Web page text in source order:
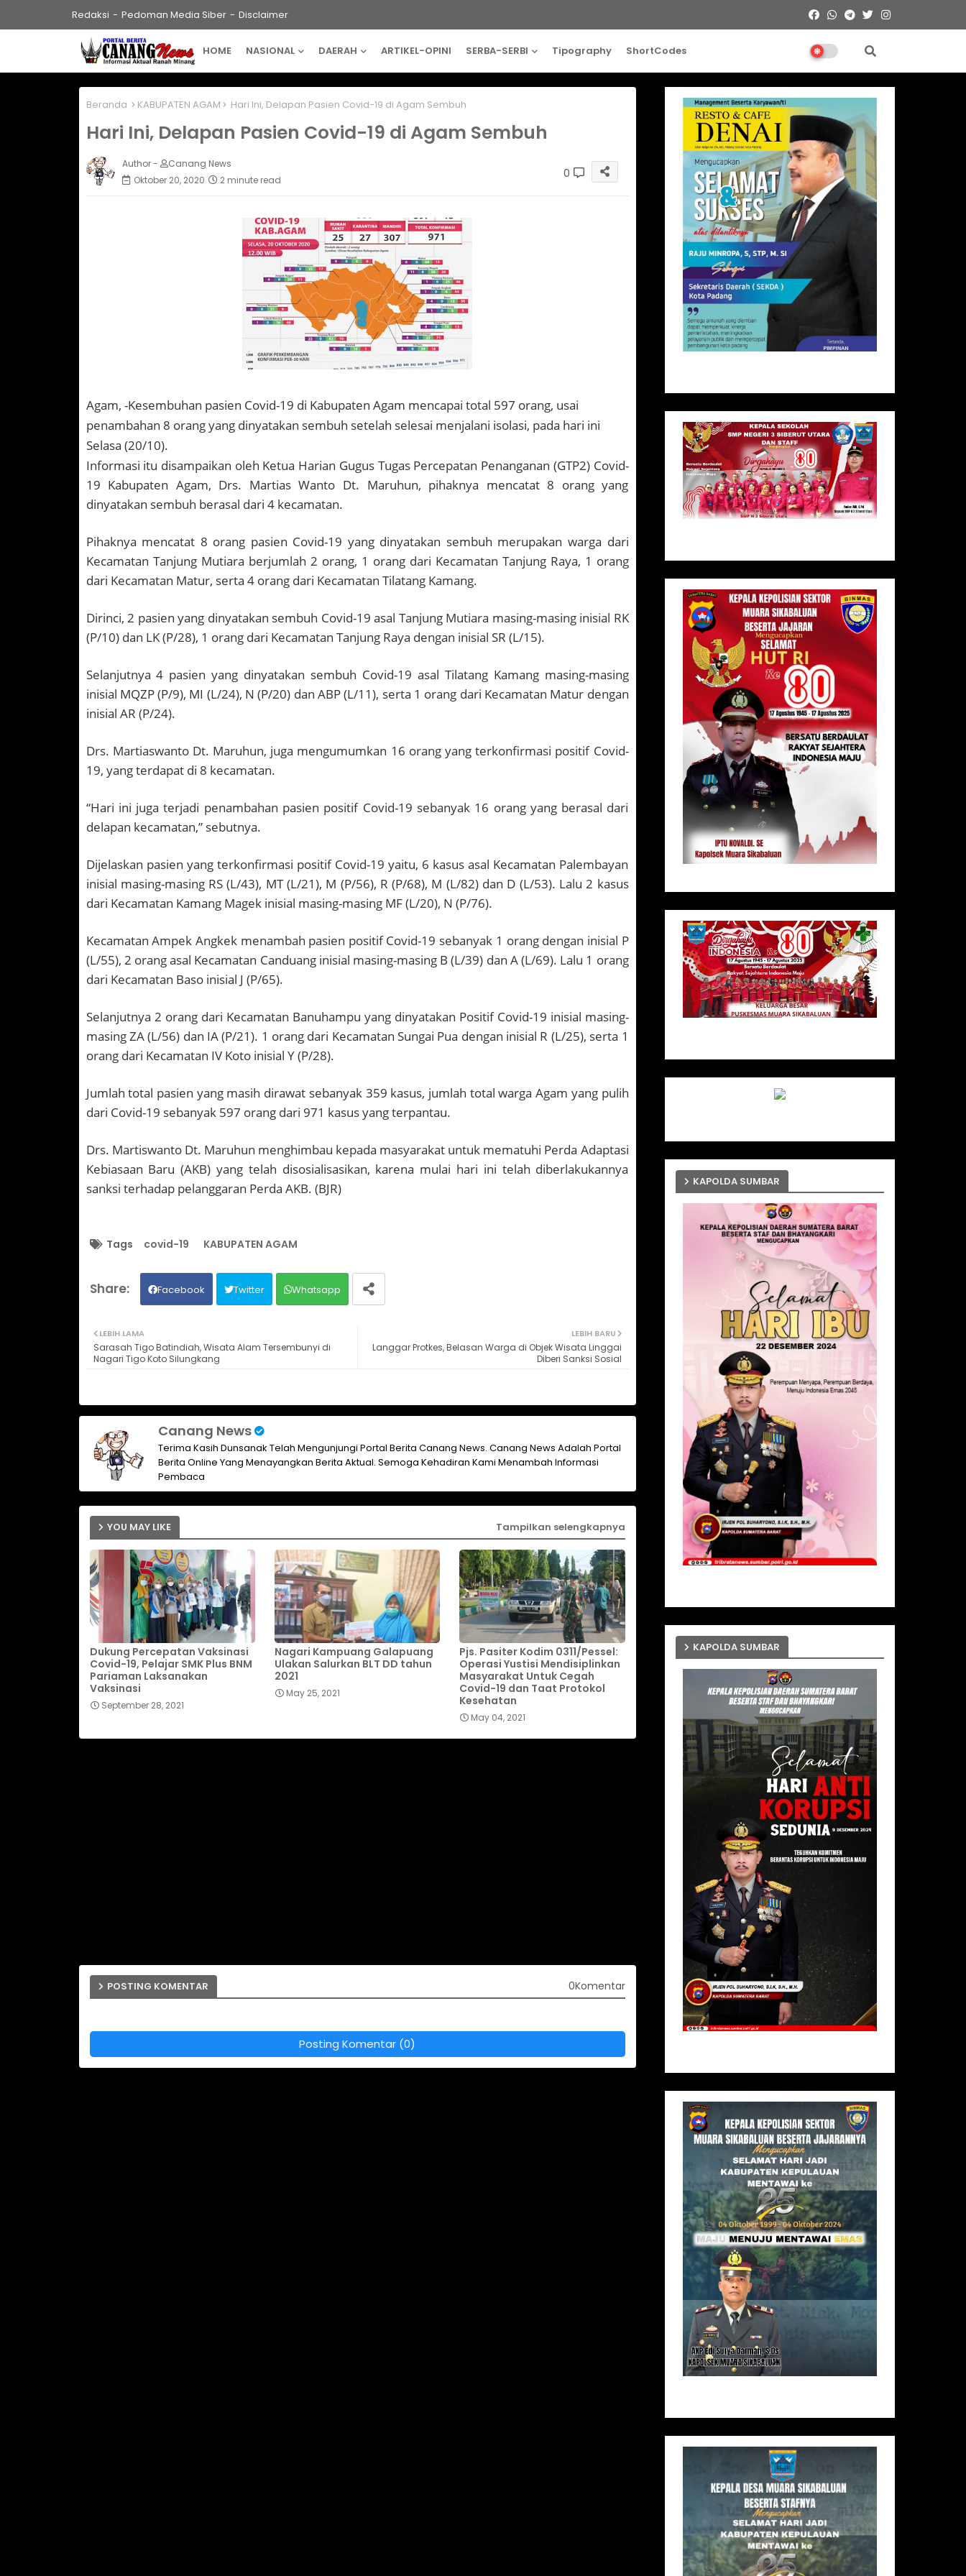
Redaksi Pedoman Media Siber Disclaimer
HOME NASIONAL DAERAH ARTIKEL-OPINI SERBA-SERBI Tipography ShortCodes
Beranda KABUPATEN AGAM Hari Ini, Delapan Pasien Covid-19 di Agam Sembuh
Hari Ini, Delapan Pasien Covid-19 di Agam Sembuh
Author -
Canang News
Oktober 20, 2020
2 minute read 0
Agam, -Kesembuhan pasien Covid-19 di Kabupaten Agam mencapai total 597 orang, usai
penambahan 8 orang yang dinyatakan sembuh setelah selesai menjalani isolasi, pada hari ini
Selasa (20/10).
Informasi itu disampaikan oleh Ketua Harian Gugus Tugas Percepatan Penanganan (GTP2) Covid-
19 Kabupaten Agam, Drs. Martias Wanto Dt. Maruhun, pihaknya mencatat 8 orang yang
dinyatakan sembuh berasal dari 4 kecamatan.
Pihaknya mencatat 8 orang pasien Covid-19 yang dinyatakan sembuh merupakan warga dari
Kecamatan Tanjung Mutiara berjumlah 2 orang, 1 orang dari Kecamatan Tanjung Raya, 1 orang
dari Kecamatan Matur, serta 4 orang dari Kecamatan Tilatang Kamang.
Dirinci, 2 pasien yang dinyatakan sembuh Covid-19 asal Tanjung Mutiara masing-masing inisial RK
(P/10) dan LK (P/28), 1 orang dari Kecamatan Tanjung Raya dengan inisial SR (L/15).
Selanjutnya 4 pasien yang dinyatakan sembuh Covid-19 asal Tilatang Kamang masing-masing
inisial MQZP (P/9), MI (L/24), N (P/20) dan ABP (L/11), serta 1 orang dari Kecamatan Matur dengan
inisial AR (P/24).
Drs. Martiaswanto Dt. Maruhun, juga mengumumkan 16 orang yang terkonfirmasi positif Covid-
19, yang terdapat di 8 kecamatan.
“Hari ini juga terjadi penambahan pasien positif Covid-19 sebanyak 16 orang yang berasal dari
delapan kecamatan,” sebutnya.
Dijelaskan pasien yang terkonfirmasi positif Covid-19 yaitu, 6 kasus asal Kecamatan Palembayan
inisial masing-masing RS (L/43), MT (L/21), M (P/56), R (P/68), M (L/82) dan D (L/53). Lalu 2 kasus
dari Kecamatan Kamang Magek inisial masing-masing MF (L/20), N (P/76).
Kecamatan Ampek Angkek menambah pasien positif Covid-19 sebanyak 1 orang dengan inisial P
(L/55), 2 orang asal Kecamatan Canduang inisial masing-masing B (L/39) dan A (L/69). Lalu 1 orang
dari Kecamatan Baso inisial J (P/65).
Selanjutnya 2 orang dari Kecamatan Banuhampu yang dinyatakan Positif Covid-19 inisial masing-
masing ZA (L/56) dan IA (P/21). 1 orang dari Kecamatan Sungai Pua dengan inisial R (L/25), serta 1
orang dari Kecamatan IV Koto inisial Y (P/28).
Jumlah total pasien yang masih dirawat sebanyak 359 kasus, jumlah total warga Agam yang pulih
dari Covid-19 sebanyak 597 orang dari 971 kasus yang terpantau.
Drs. Martiswanto Dt. Maruhun menghimbau kepada masyarakat untuk mematuhi Perda Adaptasi
Kebiasaan Baru (AKB) yang telah disosialisasikan, karena mulai hari ini telah diberlakukannya
sanksi terhadap pelanggaran Perda AKB. (BJR)
Tags covid-19 KABUPATEN AGAM
Facebook Twitter Whatsapp
LEBIH BARU
Langgar Protkes, Belasan Warga di Objek Wisata Linggai
Diberi Sanksi Sosial
LEBIH LAMA
Sarasah Tigo Batindiah, Wisata Alam Tersembunyi di
Nagari Tigo Koto Silungkang
Canang News
Terima Kasih Dunsanak Telah Mengunjungi Portal Berita Canang News. Canang News Adalah Portal
Berita Online Yang Menayangkan Berita Aktual. Semoga Kehadiran Kami Menambah Informasi
Pembaca
YOU MAY LIKE Tampilkan selengkapnya
Dukung Percepatan Vaksinasi
Covid-19, Pelajar SMK Plus BNM
Pariaman Laksanakan
Vaksinasi
September 28, 2021
Nagari Kampuang Galapuang
Ulakan Salurkan BLT DD tahun
2021
May 25, 2021
Pjs. Pasiter Kodim 0311/Pessel:
Operasi Yustisi Mendisiplinkan
Masyarakat Untuk Cegah
Covid-19 dan Taat Protokol
Kesehatan
May 04, 2021
POSTING KOMENTAR 0Komentar
Posting Komentar (0)
KAPOLDA SUMBAR
KAPOLDA SUMBAR